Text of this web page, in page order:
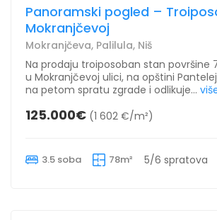
Panoramski pogled –
Mokranjčevoj
Mokranjčeva, Palilula, Niš
Na prodaju troiposoban stan površine
u Mokranjčevoj ulici, na opštini
na petom spratu zgrade i odlikuje...
125.000€ (1 602 €/m²)
3.5 soba 78m² 5/6 spratova